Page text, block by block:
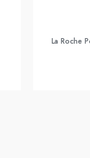
La Roche